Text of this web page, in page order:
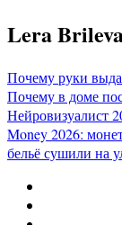
Перейти
к
Lera
Почему руки
Почему в доме
Нейровизуалист
Money 2026:
бельё сушили на